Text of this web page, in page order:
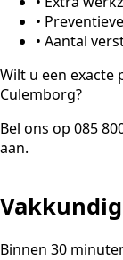
•
• Aantal
Wilt u een exacte
Culemborg?
Bel ons op 085
aan.
Binnen 30